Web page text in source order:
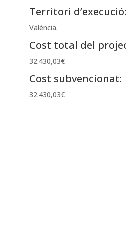
Territori d’execució:
València.
Cost total del
32.430,03€
Cost subvencionat:
32.430,03€